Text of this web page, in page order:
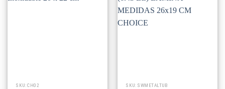
SKU: CH02 SKU: SWMETALTUB